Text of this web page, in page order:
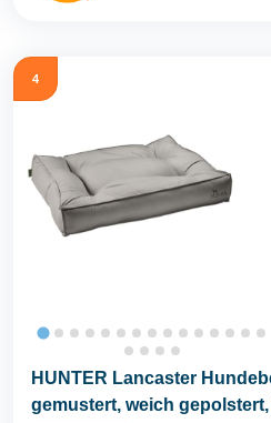
4
HUNTER Lancaster
gemustert, weich gepolstert,